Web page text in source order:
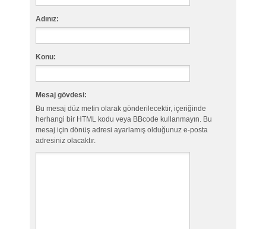
Adınız:
Konu:
Mesaj gövdesi:
Bu mesaj düz metin olarak gönderilecektir, içeriğinde
herhangi bir HTML kodu veya BBcode kullanmayın. Bu
mesaj için dönüş adresi ayarlamış olduğunuz e-posta
adresiniz olacaktır.